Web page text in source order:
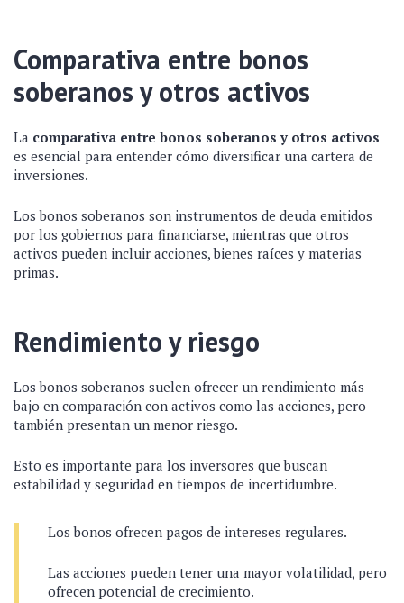
Comparativa entre bonos
soberanos y otros activos
La comparativa entre bonos soberanos y otros activos
es esencial para entender cómo diversificar una cartera de
inversiones.
Los bonos soberanos son instrumentos de deuda emitidos
por los gobiernos para financiarse, mientras que otros
activos pueden incluir acciones, bienes raíces y materias
primas.
Rendimiento y riesgo
Los bonos soberanos suelen ofrecer un rendimiento más
bajo en comparación con activos como las acciones, pero
también presentan un menor riesgo.
Esto es importante para los inversores que buscan
estabilidad y seguridad en tiempos de incertidumbre.
Los bonos ofrecen pagos de intereses regulares.
Las acciones pueden tener una mayor volatilidad, pero
ofrecen potencial de crecimiento.